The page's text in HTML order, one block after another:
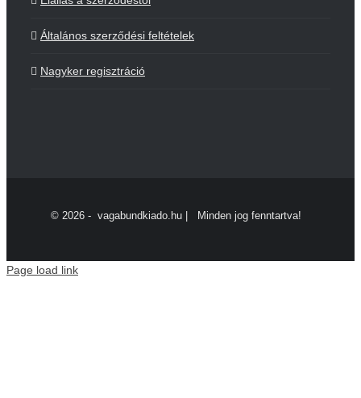
Általános szerződési feltételek
Nagyker regisztráció
© 2026 - vagabundkiado.hu | Minden jog fenntartva!
Page load link